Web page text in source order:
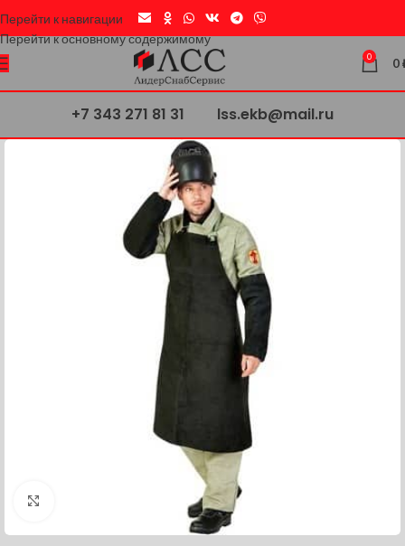
Перейти к навигации
Перейти к основному содержимому
0 0
+7 343 271 81 31 lss.ekb@mail.ru
Нажмите, чтобы увеличить